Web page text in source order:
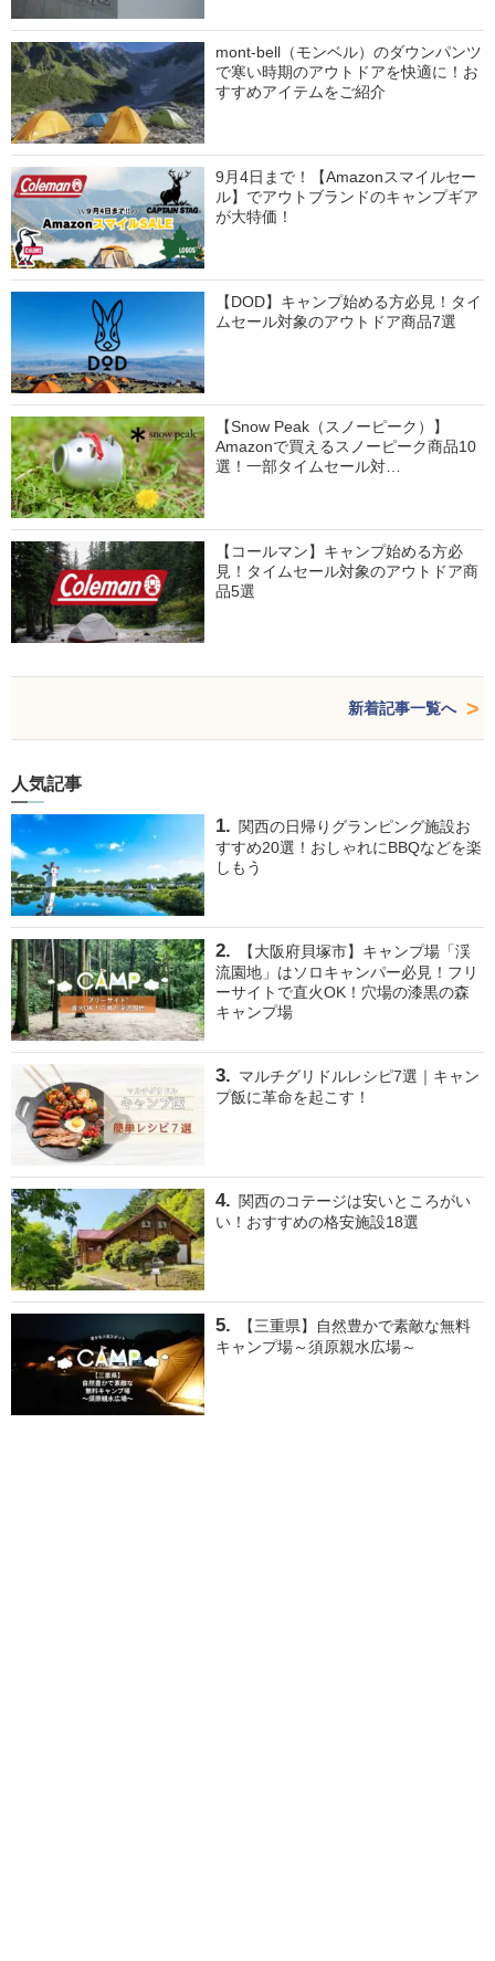
mont-bell（モンベル）のダウンパンツ
で寒い時期のアウトドアを快適に！お
すすめアイテムをご紹介
9月4日まで！【Amazonスマイルセー
ル】でアウトブランドのキャンプギア
が大特価！
【DOD】キャンプ始める方必見！タイ
ムセール対象のアウトドア商品7選
【Snow Peak（スノーピーク）】
Amazonで買えるスノーピーク商品10
選！一部タイムセール対…
【コールマン】キャンプ始める方必
見！タイムセール対象のアウトドア商
品5選
新着記事一覧へ
人気記事
関西の日帰りグランピング施設お
すすめ20選！おしゃれにBBQなどを楽
しもう
【大阪府貝塚市】キャンプ場「渓
流園地」はソロキャンパー必見！フリ
ーサイトで直火OK！穴場の漆黒の森
キャンプ場
マルチグリドルレシピ7選｜キャン
プ飯に革命を起こす！
関西のコテージは安いところがい
い！おすすめの格安施設18選
【三重県】自然豊かで素敵な無料
キャンプ場～須原親水広場～